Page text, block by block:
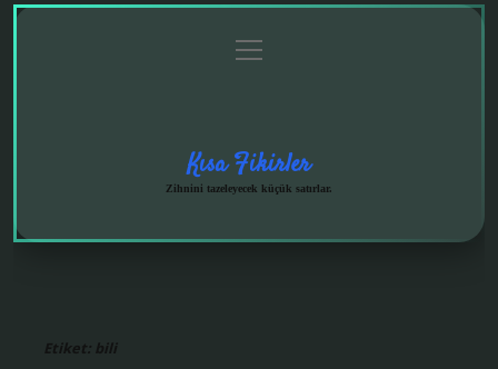
menüyü
aç
Kısa Fikirler
Zihnini tazeleyecek küçük satırlar.
Etiket: bili